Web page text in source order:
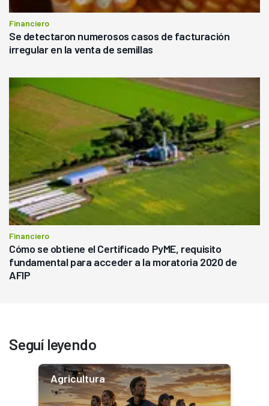
Financiero
Se detectaron numerosos casos de facturación
irregular en la venta de semillas
Financiero
Cómo se obtiene el Certificado PyME, requisito
fundamental para acceder a la moratoria 2020 de
AFIP
Seguí leyendo
Agricultura